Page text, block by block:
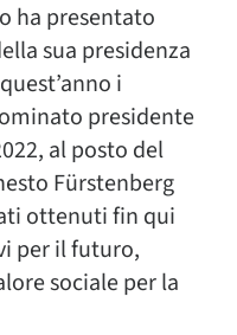
ha presentato
sua presidenza
i
presidente
al posto del
Fürstenberg
ottenuti fin qui
per il futuro,
sociale per la